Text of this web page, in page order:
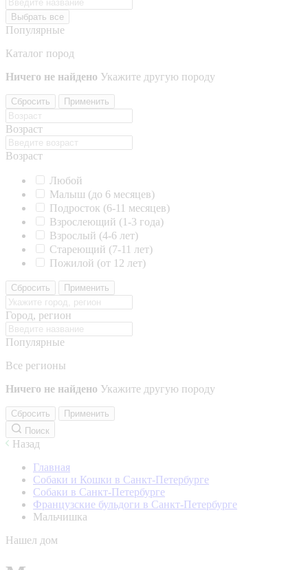
Выбрать все
Популярные
Каталог пород
Ничего не найдено Укажите другую породу
Сбросить Применить
Возраст
Возраст
Любой
Малыш (до 6 месяцев)
Подросток (6-11 месяцев)
Взрослеющий (1-3 года)
Взрослый (4-6 лет)
Стареющий (7-11 лет)
Пожилой (от 12 лет)
Сбросить Применить
Город, регион
Популярные
Все регионы
Ничего не найдено Укажите другую породу
Сбросить
Применить
Поиск
Назад
Главная
Собаки и Кошки в Санкт-Петербурге
Собаки в Санкт-Петербурге
Французские бульдоги в Санкт-Петербурге
Мальчишка
Нашел дом